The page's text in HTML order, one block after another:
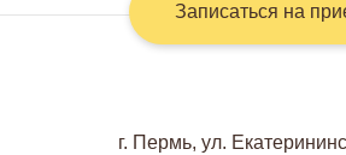
Записаться на
г. Пермь, ул.